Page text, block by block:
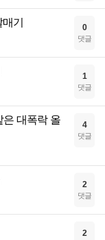
기 0
댓글
1
댓글
은 대폭락 올
4
댓글
2
댓글
2